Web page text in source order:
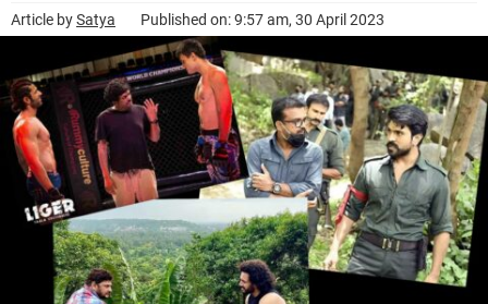
Article bySatya Published on: 9:57 am, 30 April 2023